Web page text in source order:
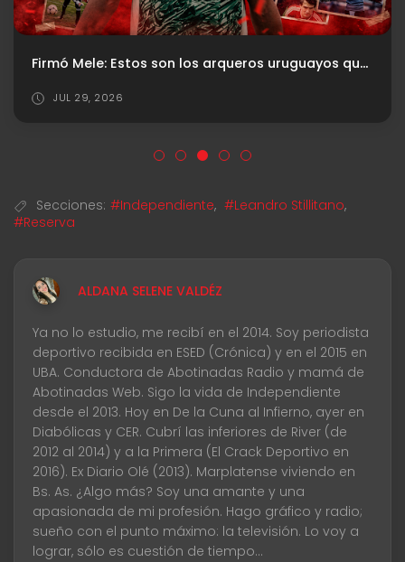
Firmó Mele: Estos son los arqueros uruguayos que dejaron una huella en Independiente
JUL 29, 2026
Secciones: #Independiente, #Leandro Stillitano,
#Reserva
ALDANA SELENE VALDÉZ
Ya no lo estudio, me recibí en el 2014. Soy periodista
deportivo recibida en ESED (Crónica) y en el 2015 en
UBA. Conductora de Abotinadas Radio y mamá de
Abotinadas Web. Sigo la vida de Independiente
desde el 2013. Hoy en De la Cuna al Infierno, ayer en
Diabólicas y CER. Cubrí las inferiores de River (de
2012 al 2014) y a la Primera (El Crack Deportivo en
2016). Ex Diario Olé (2013). Marplatense viviendo en
Bs. As. ¿Algo más? Soy una amante y una
apasionada de mi profesión. Hago gráfico y radio;
sueño con el punto máximo: la televisión. Lo voy a
lograr, sólo es cuestión de tiempo...